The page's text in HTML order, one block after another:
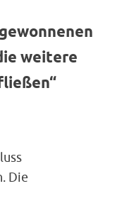
weitere
Die